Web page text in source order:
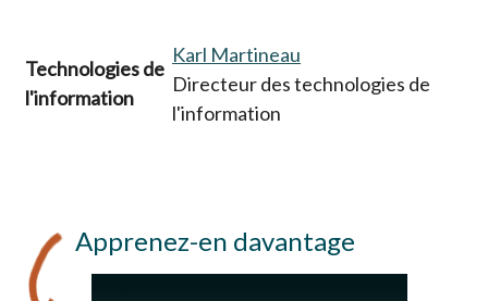
Technologies de
l'information
Karl Martineau
Directeur des technologies de
l'information
Apprenez-en davantage